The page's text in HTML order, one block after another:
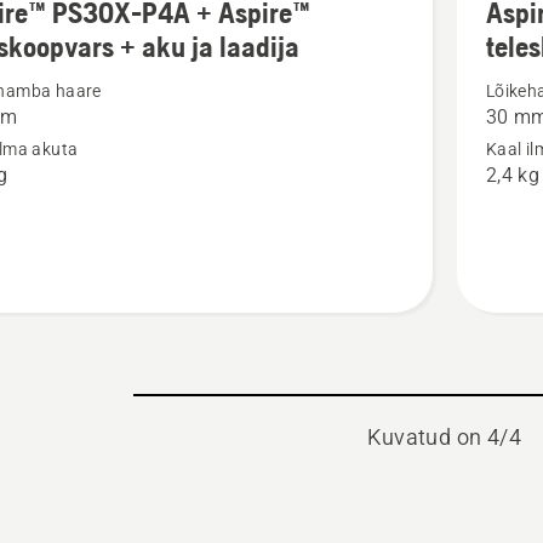
PS30X-P4A + Aspire™
+ aku ja laadija
haare
akuta
rohkem
toote
Aspire™
PS30X-
30
Kaal
2,4 kg
Kuvatud on 4/4